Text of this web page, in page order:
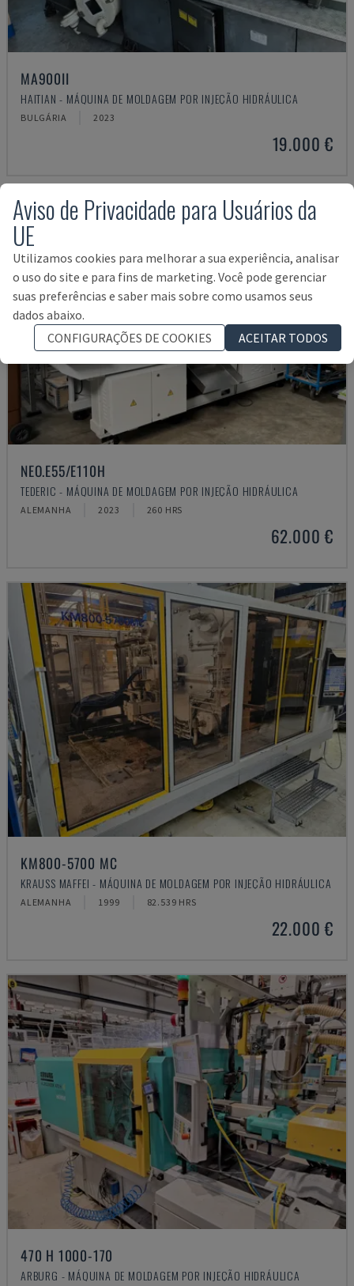
MA900ІІ
HAITIAN - MÁQUINA DE MOLDAGEM POR INJEÇÃO HIDRÁULICA
BULGÁRIA 2023
19.000 €
NEO.E55/E110H
TEDERIC - MÁQUINA DE MOLDAGEM POR INJEÇÃO HIDRÁULICA
ALEMANHA 2023 260 HRS
62.000 €
KM800-5700 MC
KRAUSS MAFFEI - MÁQUINA DE MOLDAGEM POR INJEÇÃO HIDRÁULICA
ALEMANHA 1999 82.539 HRS
22.000 €
470 H 1000-170
ARBURG - MÁQUINA DE MOLDAGEM POR INJEÇÃO HIDRÁULICA
Aviso de Privacidade para Usuários da
UE
Utilizamos cookies para melhorar a sua experiência, analisar
o uso do site e para fins de marketing. Você pode gerenciar
suas preferências e saber mais sobre como usamos seus
dados abaixo.
CONFIGURAÇÕES DE COOKIES
ACEITAR TODOS